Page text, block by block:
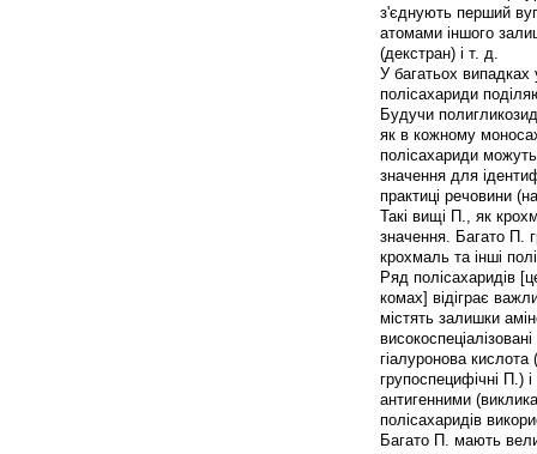
з'єднують перший
атомами іншого
(декстран) і т. д.
У багатьох випадках
полісахариди
Будучи
як в кожному
полісахариди
значення для
практиці речовини
Такі вищі П., як
значення. Багато П.
крохмаль та інші
Ряд полісахаридів
комах] відіграє
містять залишки
гіалуронова кислота
групоспецифічні П.)
антигенними
полісахаридів
Багато П. мають